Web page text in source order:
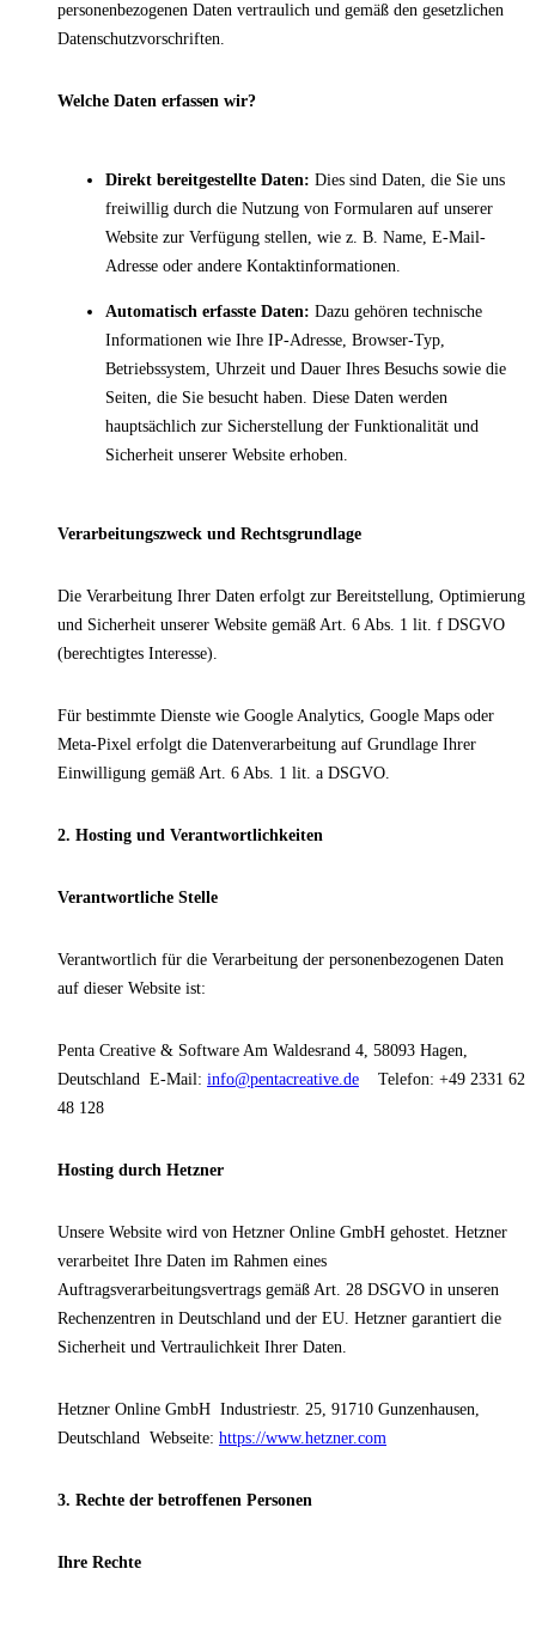
personenbezogenen Daten vertraulich und gemäß den gesetzlichen
Datenschutzvorschriften.
Welche Daten erfassen wir?
Direkt bereitgestellte Daten: Dies sind Daten, die Sie uns
freiwillig durch die Nutzung von Formularen auf unserer
Website zur Verfügung stellen, wie z. B. Name, E-Mail-
Adresse oder andere Kontaktinformationen.
Automatisch erfasste Daten: Dazu gehören technische
Informationen wie Ihre IP-Adresse, Browser-Typ,
Betriebssystem, Uhrzeit und Dauer Ihres Besuchs sowie die
Seiten, die Sie besucht haben. Diese Daten werden
hauptsächlich zur Sicherstellung der Funktionalität und
Sicherheit unserer Website erhoben.
Verarbeitungszweck und Rechtsgrundlage
Die Verarbeitung Ihrer Daten erfolgt zur Bereitstellung, Optimierung
und Sicherheit unserer Website gemäß Art. 6 Abs. 1 lit. f DSGVO
(berechtigtes Interesse).
Für bestimmte Dienste wie Google Analytics, Google Maps oder
Meta-Pixel erfolgt die Datenverarbeitung auf Grundlage Ihrer
Einwilligung gemäß Art. 6 Abs. 1 lit. a DSGVO.
2. Hosting und Verantwortlichkeiten
Verantwortliche Stelle
Verantwortlich für die Verarbeitung der personenbezogenen Daten
auf dieser Website ist:
Penta Creative & Software Am Waldesrand 4, 58093 Hagen,
Deutschland E-Mail: info@pentacreative.de
Telefon: +49 2331 62
48 128
Hosting durch Hetzner
Unsere Website wird von Hetzner Online GmbH gehostet. Hetzner
verarbeitet Ihre Daten im Rahmen eines
Auftragsverarbeitungsvertrags gemäß Art. 28 DSGVO in unseren
Rechenzentren in Deutschland und der EU. Hetzner garantiert die
Sicherheit und Vertraulichkeit Ihrer Daten.
Hetzner Online GmbH Industriestr. 25, 91710 Gunzenhausen,
Deutschland Webseite: https://www.hetzner.com
3. Rechte der betroffenen Personen
Ihre Rechte